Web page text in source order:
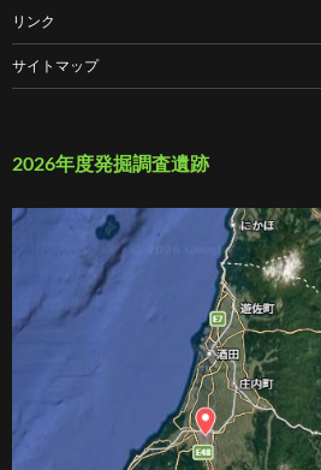
リンク
サイトマップ
2026年度発掘調査遺跡